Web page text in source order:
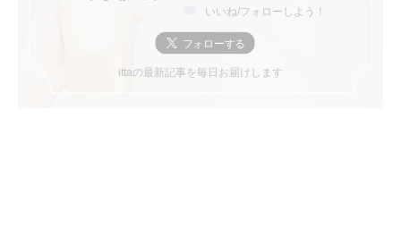
いいね/フォローしよう！
ittaの最新記事を毎日お届けします